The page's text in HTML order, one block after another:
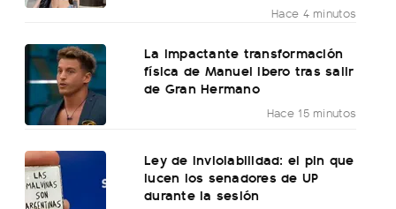
Hace 4 minutos
La impactante transformación
física de Manuel Ibero tras salir
de Gran Hermano
Hace 15 minutos
Ley de Inviolabilidad: el pin que
lucen los senadores de UP
durante la sesión